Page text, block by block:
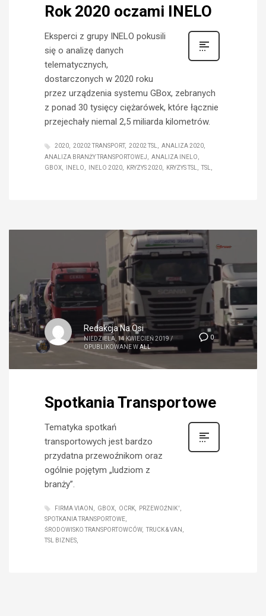
Rok 2020 oczami INELO
Eksperci z grupy INELO pokusili
się o analizę danych
telematycznych,
dostarczonych w 2020 roku
przez urządzenia systemu GBox, zebranych
z ponad 30 tysięcy ciężarówek, które łącznie
przejechały niemal 2,5 miliarda kilometrów.
2020 20202 TRANSPORT 20202 TSL
ANALIZA 2020
ANALIZA BRANŻY TRANSPORTOWEJ
ANALIZA INELO
GBOX
INELO INELO 2020 KRYZYS 2020 KRYZYS TSL TSL
0
Redakcja Na Osi
NIEDZIELA, 14 KWIECIEŃ 2019 /
OPUBLIKOWANE WALL
Spotkania Transportowe
Tematyka spotkań
transportowych jest bardzo
przydatna przewoźnikom oraz
ogólnie pojętym „ludziom z
branży”.
FIRMA VIAON GBOX OCRK
PRZEWOŹNIK '
SPOTKANIA TRANSPORTOWE
ŚRODOWISKO TRANSPORTOWCÓW
TRUCK & VAN
TSL BIZNES